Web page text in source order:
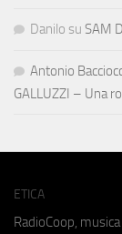
Danilo su SAM
Antonio
GALLUZZI – Una
ETICA
RadioCoop,